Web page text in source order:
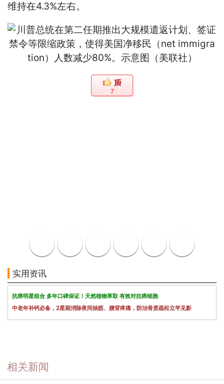
维持在4.3%左右。
7
实用资讯
抗癌明星组合 多年口碑保证！天然植物萃取 有效对抗癌细胞
中老年补钙必备，2星期消除夜间抽筋、腰背疼痛，防治骨质疏松立竿见影
相关新闻